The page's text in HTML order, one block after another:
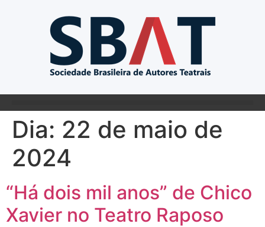
Dia: 22 de maio de
2024
“Há dois mil anos” de Chico
Xavier no Teatro Raposo